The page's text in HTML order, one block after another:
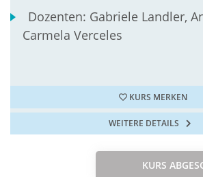
Dozenten: Gabriele Landler,
Carmela Verceles
KURS MERKEN
WEITERE DETAILS
KURS